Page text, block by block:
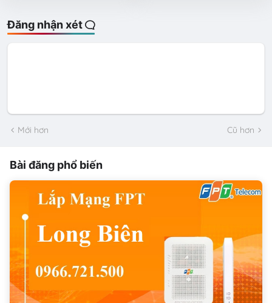
Đăng nhận xét
Mới hơn Cũ hơn
Bài đăng phổ biến